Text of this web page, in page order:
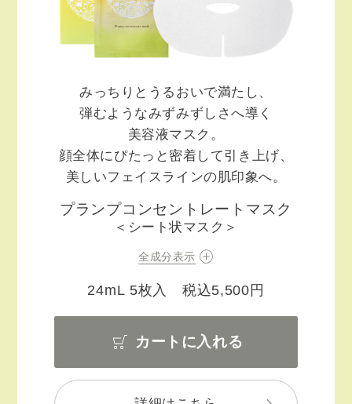
みっちりとうるおいで満たし、
弾むようなみずみずしさへ導く
美容液マスク。
顔全体にぴたっと密着して引き上げ、
美しいフェイスラインの肌印象へ。
プランプコンセントレートマスク
＜シート状マスク＞
全成分表示
24mL 5枚入 税込5,500円
カートに入れる